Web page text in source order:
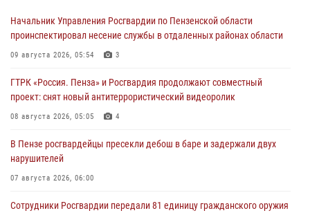
Начальник Управления Росгвардии по Пензенской области
проинспектировал несение службы в отдаленных районах области
09 августа 2026, 05:54 3
ГТРК «Россия. Пенза» и Росгвардия продолжают совместный
проект: снят новый антитеррористический видеоролик
08 августа 2026, 05:05 4
В Пензе росгвардейцы пресекли дебош в баре и задержали двух
нарушителей
07 августа 2026, 06:00
Сотрудники Росгвардии передали 81 единицу гражданского оружия